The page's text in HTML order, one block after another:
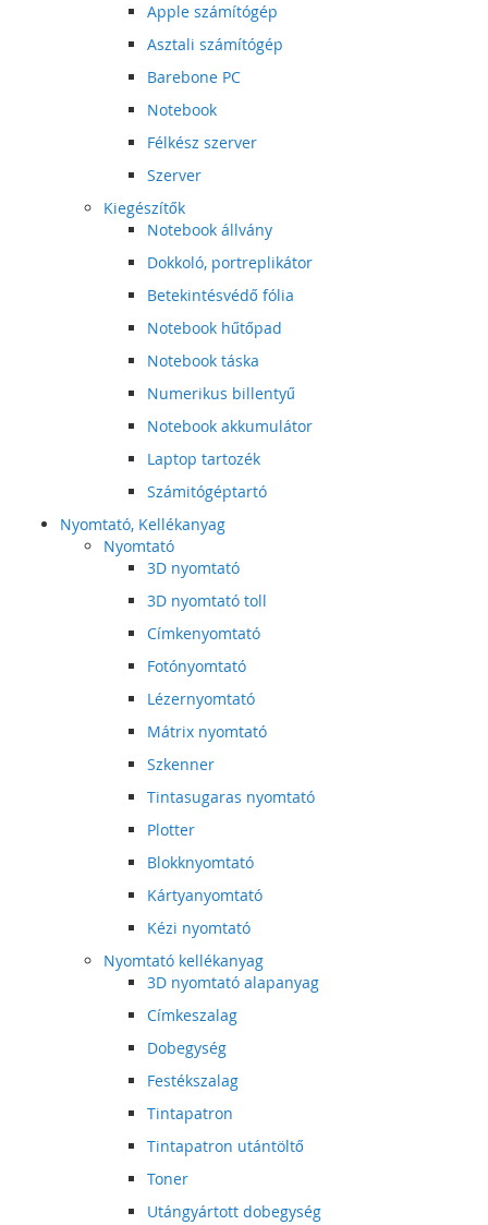
Apple számítógép
Asztali számítógép
Barebone PC
Notebook
Félkész szerver
Szerver
Kiegészítők
Notebook állvány
Dokkoló, portreplikátor
Betekintésvédő fólia
Notebook hűtőpad
Notebook táska
Numerikus billentyű
Notebook akkumulátor
Laptop tartozék
Számitógéptartó
Nyomtató, Kellékanyag
Nyomtató
3D nyomtató
3D nyomtató toll
Címkenyomtató
Fotónyomtató
Lézernyomtató
Mátrix nyomtató
Szkenner
Tintasugaras nyomtató
Plotter
Blokknyomtató
Kártyanyomtató
Kézi nyomtató
Nyomtató kellékanyag
3D nyomtató alapanyag
Címkeszalag
Dobegység
Festékszalag
Tintapatron
Tintapatron utántöltő
Toner
Utángyártott dobegység